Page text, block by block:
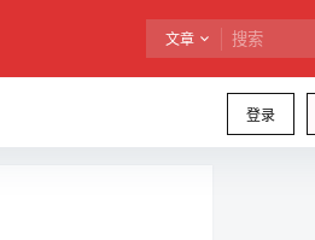
文章
登录